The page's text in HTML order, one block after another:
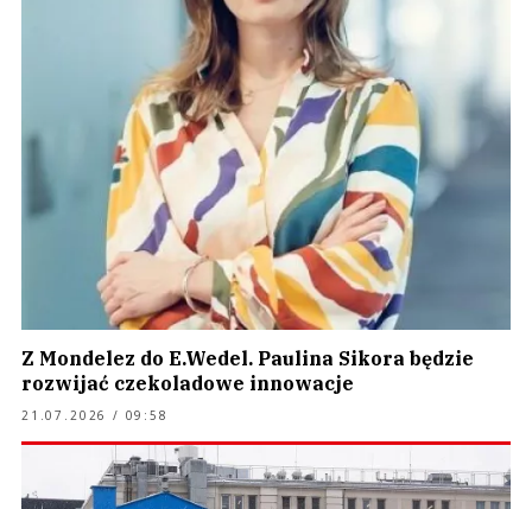
Z Mondelez do E.Wedel. Paulina Sikora będzie
rozwijać czekoladowe innowacje
21.07.2026 / 09:58